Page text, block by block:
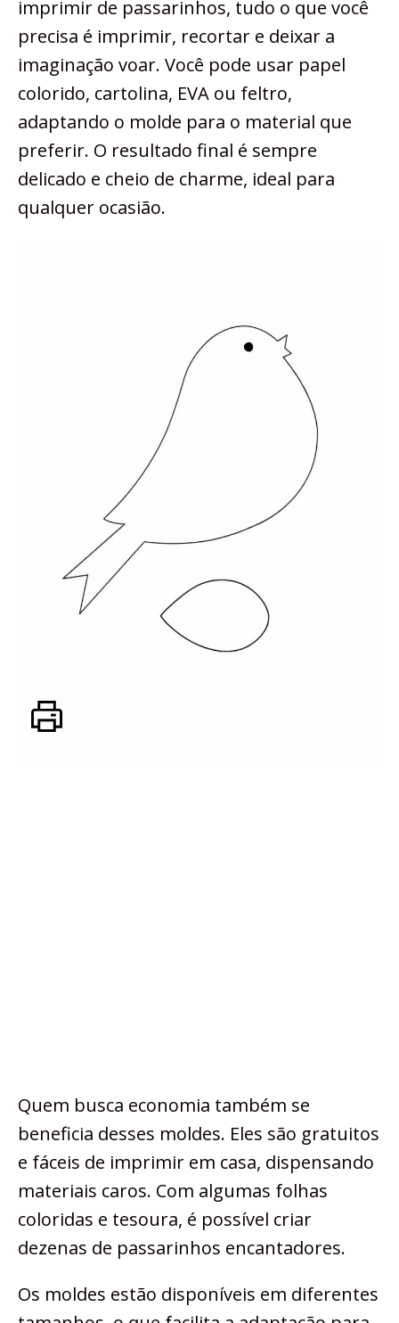
imprimir de passarinhos, tudo o que você
precisa é imprimir, recortar e deixar a
imaginação voar. Você pode usar papel
colorido, cartolina, EVA ou feltro,
adaptando o molde para o material que
preferir. O resultado final é sempre
delicado e cheio de charme, ideal para
qualquer ocasião.
Quem busca economia também se
beneficia desses moldes. Eles são gratuitos
e fáceis de imprimir em casa, dispensando
materiais caros. Com algumas folhas
coloridas e tesoura, é possível criar
dezenas de passarinhos encantadores.
Os moldes estão disponíveis em diferentes